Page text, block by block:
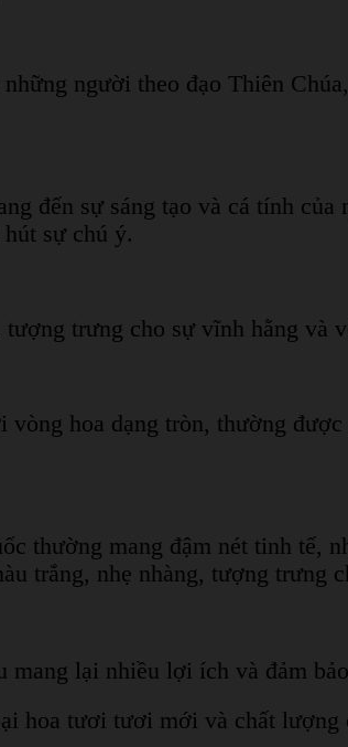
người theo đạo Thiên
đến sự sáng tạo và cá tính
sự chú ý.
trưng cho sự vĩnh hằng và
hoa dạng tròn, thường
thường mang đậm nét tinh tế,
trắng, nhẹ nhàng, tượng trưng
lại nhiều lợi ích và đảm
hoa tươi tươi mới và chất lượng